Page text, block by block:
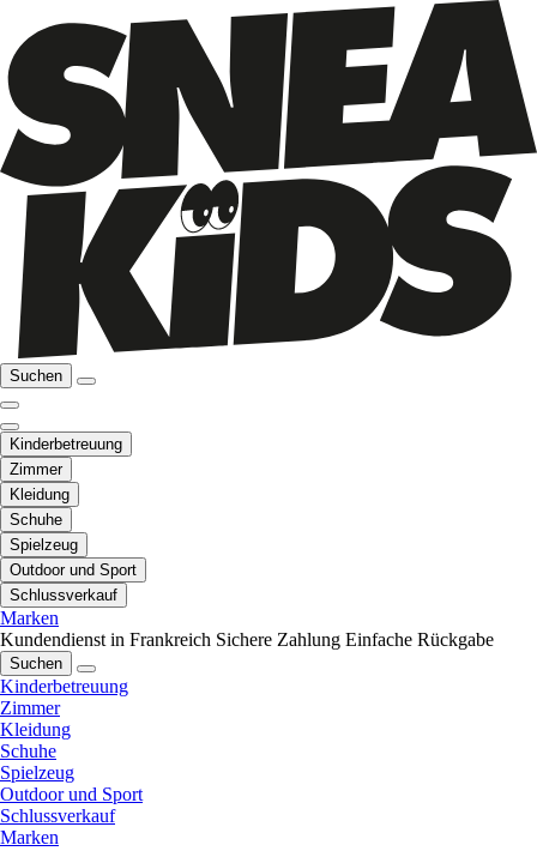
Suchen
Kinderbetreuung
Zimmer
Kleidung
Schuhe
Spielzeug
Outdoor und Sport
Schlussverkauf
Marken
Kundendienst in Frankreich Sichere Zahlung Einfache Rückgabe
Suchen
Kinderbetreuung
Zimmer
Kleidung
Schuhe
Spielzeug
Outdoor und Sport
Schlussverkauf
Marken